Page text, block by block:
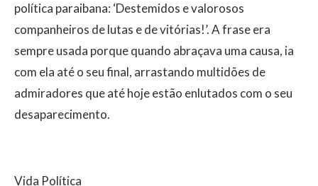
política paraibana: ‘Destemidos e valorosos
companheiros de lutas e de vitórias!’. A frase era
sempre usada porque quando abraçava uma causa, ia
com ela até o seu final, arrastando multidões de
admiradores que até hoje estão enlutados com o seu
desaparecimento.
Vida Política